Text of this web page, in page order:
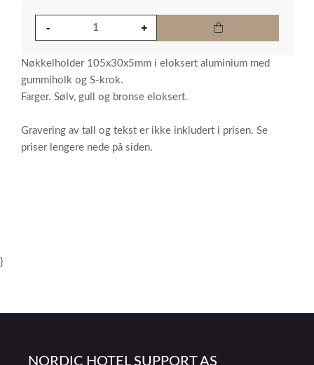
Nøkkelholder 105x30x5mm i eloksert aluminium med
gummiholk og S-krok.
Farger. Sølv, gull og bronse eloksert.
Gravering av tall og tekst er ikke inkludert i prisen. Se
priser lengere nede på siden.
}
NORDIC HOTEL SUPPORT AS